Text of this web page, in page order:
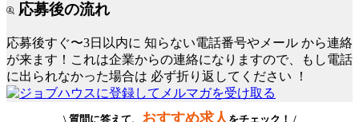
応募後の流れ
応募後すぐ〜3日以内に 知らない電話番号やメール から連絡
が来ます！これは企業からの連絡になりますので、もし電話
に出られなかった場合は 必ず折り返してください ！
\ 質問に答えて、 おすすめ求人 をチェック！ /